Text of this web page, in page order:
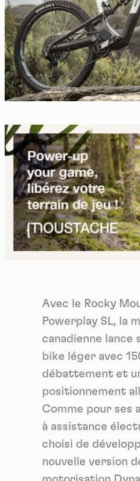
Avec le Rocky
Powerplay SL, la
canadienne lance
bike léger avec
débattement et
positionnement
Comme pour ses
à assistance
choisi de
nouvelle version